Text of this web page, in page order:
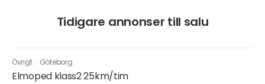
Tidigare annonser till salu
Övrigt · Göteborg
Elmoped klass2 25km/tim